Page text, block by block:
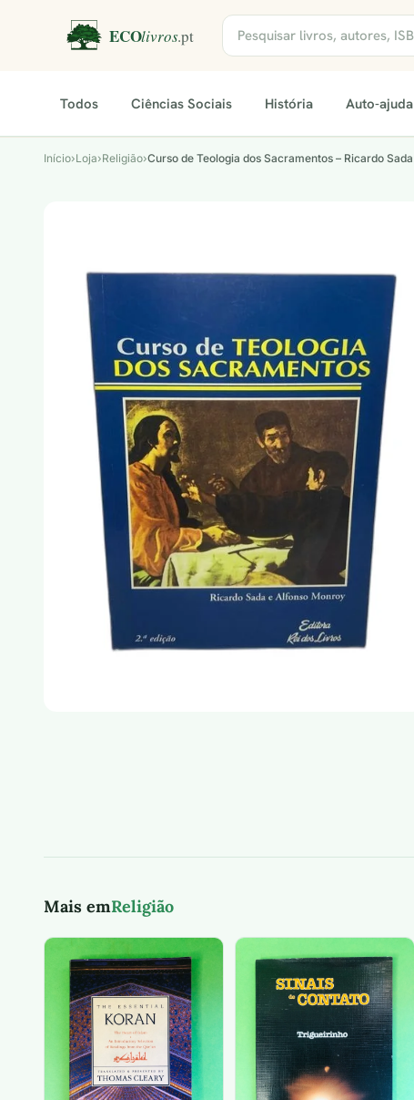
Todos Ciências Sociais História Auto-ajuda
Início›Loja›Religião›Curso de Teologia dos Sacramentos – Ricardo
Mais emReligião